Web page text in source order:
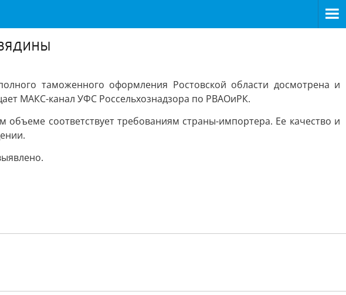
таможенного оформления Ростовской области досмотрена и
МАКС-канал УФС Россельхознадзора по РВАОиРК.
соответствует требованиям страны-импортера. Ее качество и